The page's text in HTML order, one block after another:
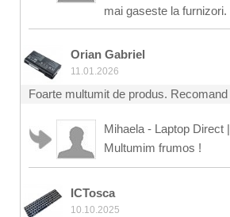
mai gaseste la furnizori.
Orian Gabriel
11.01.2026
Foarte multumit de produs. Recomand
Mihaela - Laptop Direct |
Multumim frumos !
ICTosca
10.10.2025